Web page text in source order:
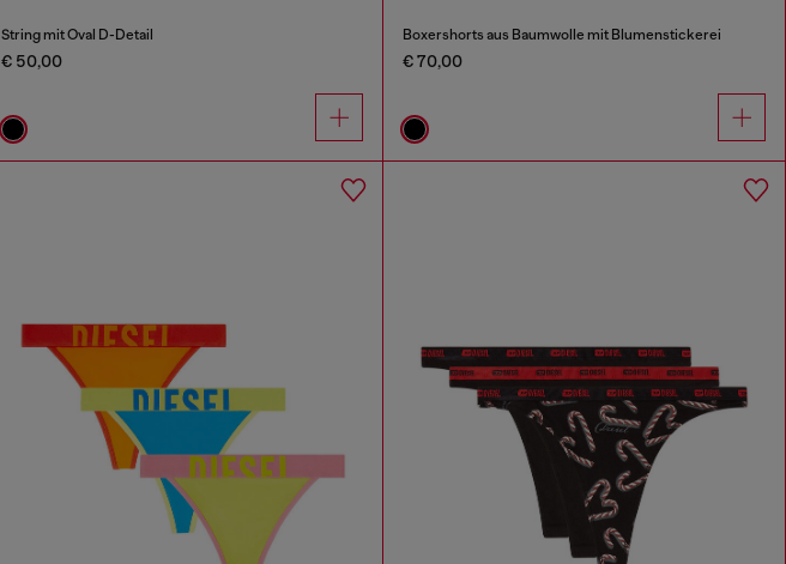
String mit Oval D-Detail
€ 50,00
Boxershorts aus Baumwolle mit Blumenstickerei
€ 70,00